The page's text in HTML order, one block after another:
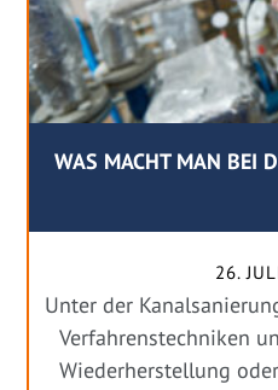
WAS MACHT MAN BEI
26.
Unter der
Verfahrenstechniken
Wiederherstellung